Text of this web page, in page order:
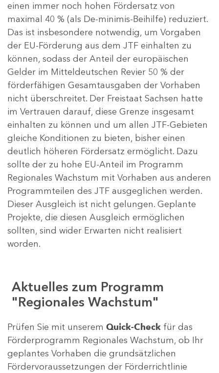
einen immer noch hohen Fördersatz von
maximal 40 % (als De-minimis-Beihilfe) reduziert.
Das ist insbesondere notwendig, um Vorgaben
der EU-Förderung aus dem JTF einhalten zu
können, sodass der Anteil der europäischen
Gelder im Mitteldeutschen Revier 50 % der
förderfähigen Gesamtausgaben der Vorhaben
nicht überschreitet. Der Freistaat Sachsen hatte
im Vertrauen darauf, diese Grenze insgesamt
einhalten zu können und um allen JTF-Gebieten
gleiche Konditionen zu bieten, bisher einen
deutlich höheren Fördersatz ermöglicht. Dazu
sollte der zu hohe EU-Anteil im Programm
Regionales Wachstum mit Vorhaben aus anderen
Programmteilen des JTF ausgeglichen werden.
Dieser Ausgleich ist nicht gelungen. Geplante
Projekte, die diesen Ausgleich ermöglichen
sollten, sind wider Erwarten nicht realisiert
worden.
Aktuelles zum Programm
"Regionales Wachstum"
Prüfen Sie mit unserem Quick-Check für das
Förderprogramm Regionales Wachstum, ob Ihr
geplantes Vorhaben die grundsätzlichen
Fördervoraussetzungen der Förderrichtlinie